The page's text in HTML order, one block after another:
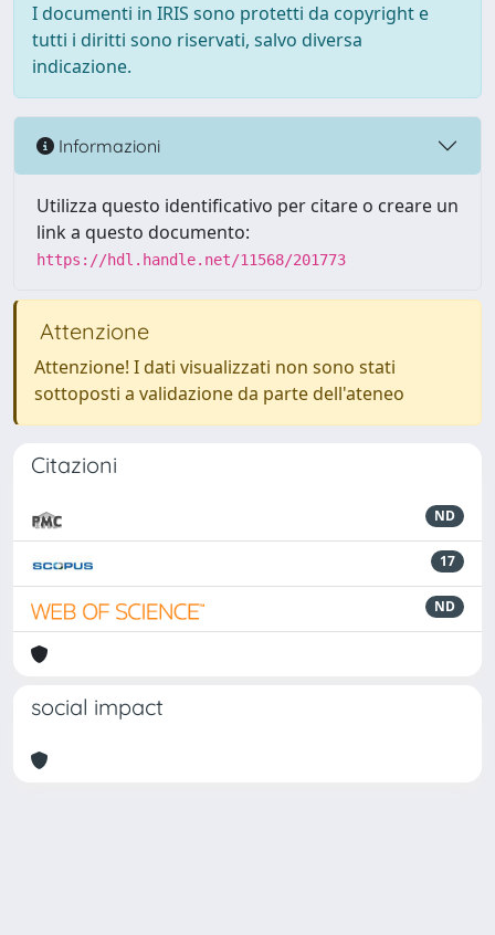
I documenti in IRIS sono protetti da copyright e
tutti i diritti sono riservati, salvo diversa
indicazione.
Informazioni
Utilizza questo identificativo per citare o creare un
link a questo documento:
https://hdl.handle.net/11568/201773
Attenzione
Attenzione! I dati visualizzati non sono stati
sottoposti a validazione da parte dell'ateneo
Citazioni
ND
17
ND
social impact